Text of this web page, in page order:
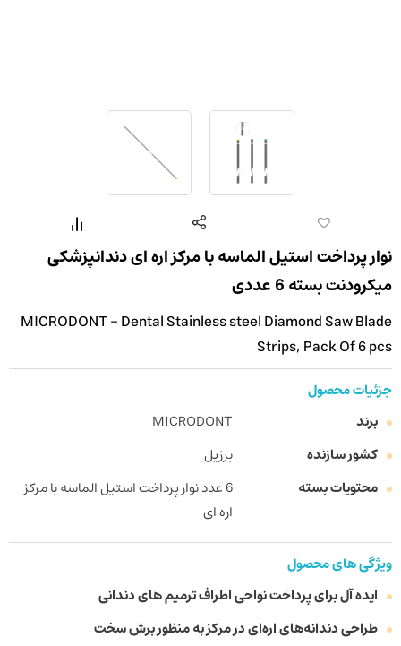
نوار پرداخت استیل الماسه با مرکز اره ای دندانپزشکی
میکرودنت بسته 6 عددی
MICRODONT - Dental Stainless steel Diamond Saw Blade
Strips, Pack Of 6 pcs
جزئیات محصول
برند
MICRODONT
کشور سازنده
برزیل
محتویات بسته
6 عدد نوار پرداخت استیل الماسه با مرکز
اره ای
ویژگی های محصول
ایده آل برای پرداخت نواحی اطراف ترمیم های دندانی
طراحی دندانه‌های اره‌ای در مرکز به منظور برش سخت